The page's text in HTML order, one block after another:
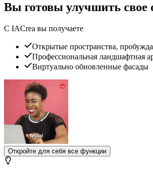
Вы готовы улучшить свое
С IACrea вы получаете
Открытые пространства,
Профессиональная ландшафтная
Виртуально обновленные фасады
Откройте для себя все функции